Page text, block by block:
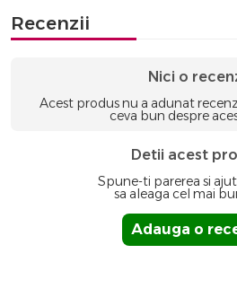
Recenzii
Nici o
Acest produs nu a adunat
ceva bun despre
Detii acest
Spune-ti parerea si
sa aleaga cel mai
Adauga o